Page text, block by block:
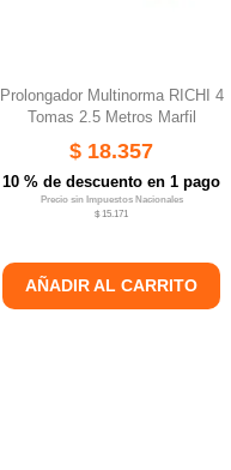
Prolongador Multinorma RICHI 4
Tomas 2.5 Metros Marfil
$ 18.357
10 % de descuento en 1 pago
Precio sin Impuestos Nacionales
$ 15.171
AÑADIR AL CARRITO